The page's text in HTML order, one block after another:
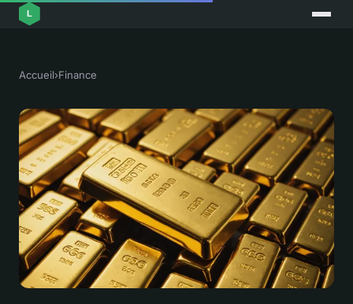
Accueil›Finance